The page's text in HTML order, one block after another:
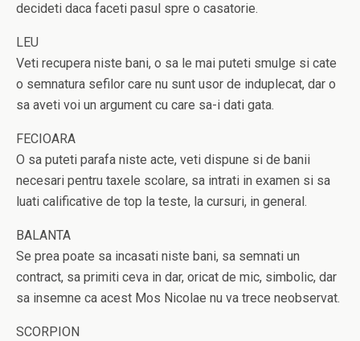
decideti daca faceti pasul spre o casatorie.
LEU
Veti recupera niste bani, o sa le mai puteti smulge si cate
o semnatura sefilor care nu sunt usor de induplecat, dar o
sa aveti voi un argument cu care sa-i dati gata.
FECIOARA
O sa puteti parafa niste acte, veti dispune si de banii
necesari pentru taxele scolare, sa intrati in examen si sa
luati calificative de top la teste, la cursuri, in general.
BALANTA
Se prea poate sa incasati niste bani, sa semnati un
contract, sa primiti ceva in dar, oricat de mic, simbolic, dar
sa insemne ca acest Mos Nicolae nu va trece neobservat.
SCORPION